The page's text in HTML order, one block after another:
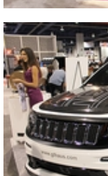
2013 SEMA SHOW